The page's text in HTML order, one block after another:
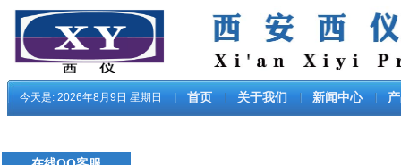
今天是: 2026年8月9日 星期日 首页 关于我们 新闻中心